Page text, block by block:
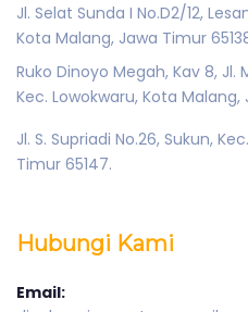
Jl. Selat Sunda I No.D2/12,
Kota Malang, Jawa Timur
Ruko Dinoyo Megah, Kav 8, Jl.
Kec. Lowokwaru, Kota Malang,
Jl. S. Supriadi No.26, Sukun,
Timur 65147.
Hubungi Kami
Email: